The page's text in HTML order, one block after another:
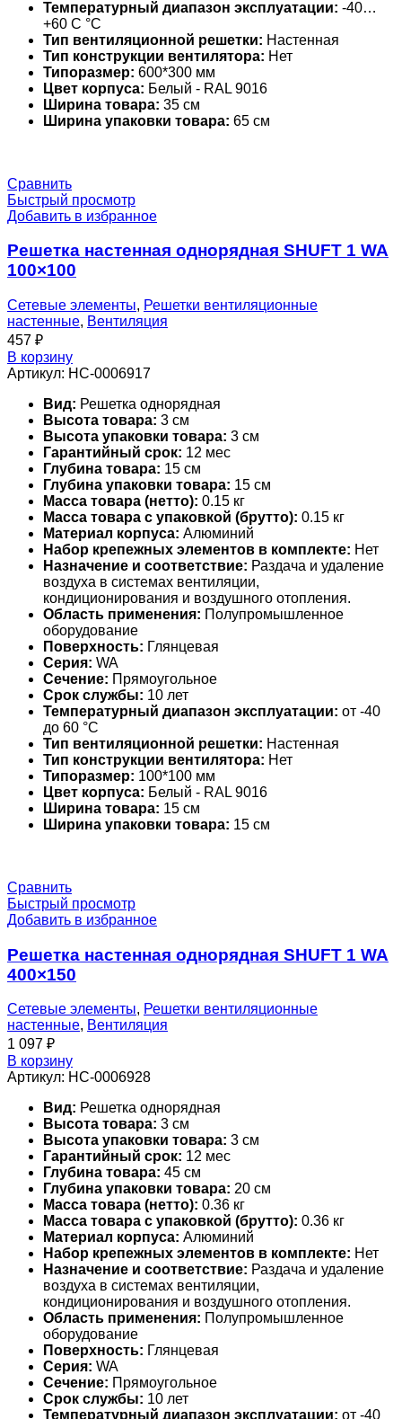
Температурный диапазон эксплуатации: -40…
+60 С °С
Тип вентиляционной решетки: Настенная
Тип конструкции вентилятора: Нет
Типоразмер: 600*300 мм
Цвет корпуса: Белый - RAL 9016
Ширина товара: 35 см
Ширина упаковки товара: 65 см
Сравнить
Быстрый просмотр
Добавить в избранное
Решетка настенная однорядная SHUFT 1 WA
100×100
Сетевые элементы, Решетки вентиляционные
настенные, Вентиляция
457 ₽
В корзину
Артикул: НС-0006917
Вид: Решетка однорядная
Высота товара: 3 см
Высота упаковки товара: 3 см
Гарантийный срок: 12 мес
Глубина товара: 15 см
Глубина упаковки товара: 15 см
Масса товара (нетто): 0.15 кг
Масса товара с упаковкой (брутто): 0.15 кг
Материал корпуса: Алюминий
Набор крепежных элементов в комплекте: Нет
Назначение и соответствие: Раздача и удаление
воздуха в системах вентиляции,
кондиционирования и воздушного отопления.
Область применения: Полупромышленное
оборудование
Поверхность: Глянцевая
Серия: WA
Сечение: Прямоугольное
Срок службы: 10 лет
Температурный диапазон эксплуатации: от -40
до 60 °С
Тип вентиляционной решетки: Настенная
Тип конструкции вентилятора: Нет
Типоразмер: 100*100 мм
Цвет корпуса: Белый - RAL 9016
Ширина товара: 15 см
Ширина упаковки товара: 15 см
Сравнить
Быстрый просмотр
Добавить в избранное
Решетка настенная однорядная SHUFT 1 WA
400×150
Сетевые элементы, Решетки вентиляционные
настенные, Вентиляция
1 097 ₽
В корзину
Артикул: НС-0006928
Вид: Решетка однорядная
Высота товара: 3 см
Высота упаковки товара: 3 см
Гарантийный срок: 12 мес
Глубина товара: 45 см
Глубина упаковки товара: 20 см
Масса товара (нетто): 0.36 кг
Масса товара с упаковкой (брутто): 0.36 кг
Материал корпуса: Алюминий
Набор крепежных элементов в комплекте: Нет
Назначение и соответствие: Раздача и удаление
воздуха в системах вентиляции,
кондиционирования и воздушного отопления.
Область применения: Полупромышленное
оборудование
Поверхность: Глянцевая
Серия: WA
Сечение: Прямоугольное
Срок службы: 10 лет
Температурный диапазон эксплуатации: от -40